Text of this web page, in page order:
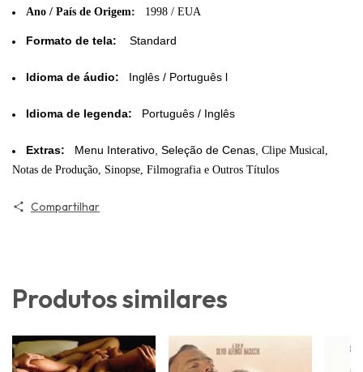
Ano / País de Origem: 1998 / EUA
Formato de tela: Standard
Idioma de áudio: Inglês / Português l
Idioma de legenda: Português / Inglês
Extras: Menu Interativo, Seleção de Cenas, Clipe Musical,
Notas de Produção, Sinopse, Filmografia e Outros Títulos
Compartilhar
Produtos similares